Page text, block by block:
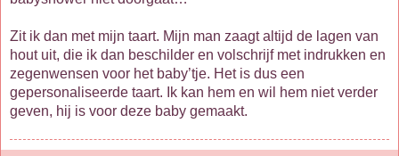
Zit ik dan met mijn taart. Mijn man zaagt altijd de lagen van
hout uit, die ik dan beschilder en volschrijf met indrukken en
zegenwensen voor het baby’tje. Het is dus een
gepersonaliseerde taart. Ik kan hem en wil hem niet verder
geven, hij is voor deze baby gemaakt.